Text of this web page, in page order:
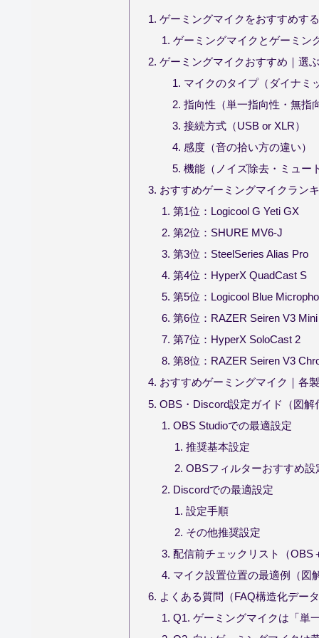
ゲーミングマイクをおすすめす
ゲーミングマイクとゲーミン
ゲーミングマイクおすすめ｜選
マイクのタイプ（ダイナミ
指向性（単一指向性・無指
接続方式（USB or XLR）
感度（音の拾い方の違い）
機能（ノイズ除去・ミュー
おすすめゲーミングマイクラン
第1位：Logicool G Yeti GX
第2位：SHURE MV6-J
第3位：SteelSeries Alias Pro
第4位：HyperX QuadCast S
第5位：Logicool Blue
第6位：RAZER Seiren V3 Mini
第7位：HyperX SoloCast 2
第8位：RAZER Seiren V3
おすすめゲーミングマイク｜各
OBS・Discord設定ガイド（図解
OBS Studioでの最適設定
推奨基本設定
OBSフィルターおすすめ
Discordでの最適設定
設定手順
その他推奨設定
配信前チェックリスト（OBS
マイク設置位置の最適例（図
よくある質問（FAQ構造化デー
Q1. ゲーミングマイクは「単